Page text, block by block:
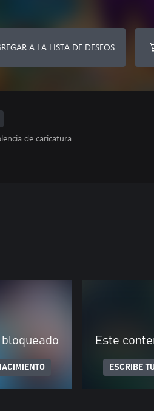
A LA LISTA DE DESEOS
de caricatura
Este
ESCRIBE